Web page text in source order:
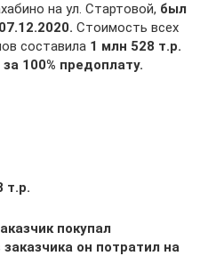
на ул. Стартовой, был
Стоимость всех
составила 1 млн 528 т.р.
100% предоплату.
т.р.
покупал
он потратил на